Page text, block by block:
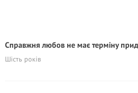
Справжня любов не має терміну
Шість років